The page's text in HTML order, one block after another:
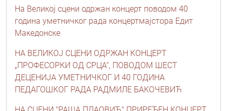
На Великој сцени одржан концерт поводом 40
година уметничког рада концертмајстора Едит
Македонске
НА ВЕЛИКОЈ СЦЕНИ ОДРЖАН КОНЦЕРТ
„ПРОФЕСОРКИ ОД СРЦА“, ПОВОДОМ ШЕСТ
ДЕЦЕНИЈА УМЕТНИЧКОГ И 40 ГОДИНА
ПЕДАГОШКОГ РАДА РАДМИЛЕ БАКОЧЕВИЋ